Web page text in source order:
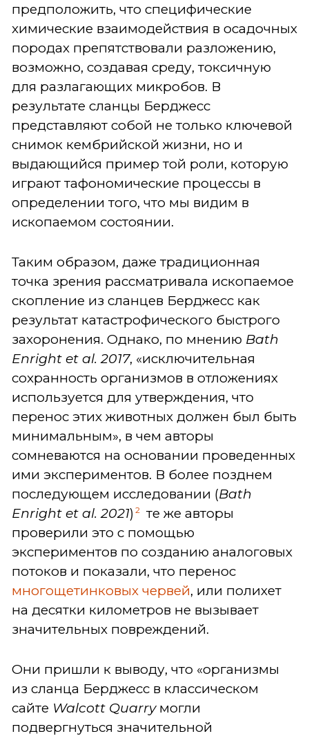
предположить, что специфические
химические взаимодействия в осадочных
породах препятствовали разложению,
возможно, создавая среду, токсичную
для разлагающих микробов. В
результате сланцы Берджесс
представляют собой не только ключевой
снимок кембрийской жизни, но и
выдающийся пример той роли, которую
играют тафономические процессы в
определении того, что мы видим в
ископаемом состоянии.
Таким образом, даже традиционная
точка зрения рассматривала ископаемое
скопление из сланцев Берджесс как
результат катастрофического быстрого
захоронения. Однако, по мнению Bath
Enright et al. 2017, «исключительная
сохранность организмов в отложениях
используется для утверждения, что
перенос этих животных должен был быть
минимальным», в чем авторы
сомневаются на основании проведенных
ими экспериментов. В более позднем
последующем исследовании (Bath
Enright et al. 2021) 2
те же авторы
проверили это с помощью
экспериментов по созданию аналоговых
потоков и показали, что перенос
многощетинковых червей, или полихет
на десятки километров не вызывает
значительных повреждений.
Они пришли к выводу, что «организмы
из сланца Берджесс в классическом
сайте Walcott Quarryмогли
подвергнуться значительной